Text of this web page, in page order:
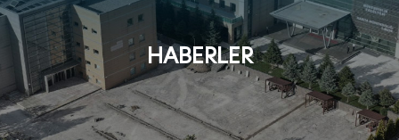
HABERLER